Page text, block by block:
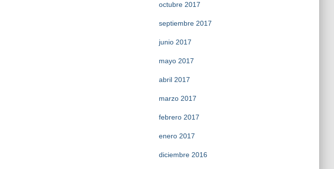
octubre 2017
septiembre 2017
junio 2017
mayo 2017
abril 2017
marzo 2017
febrero 2017
enero 2017
diciembre 2016